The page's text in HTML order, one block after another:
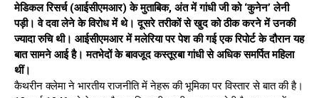
मेडिकल रिसर्च (आईसीएमआर) के मुताबिक, अंत में गांधी जी को ‘कुनेन’ लेनी
पड़ी। वे दवा लेने के विरोध में थे। दूसरे तरीकों से खुद को ठीक करने में उनकी
ज्यादा रुचि थी। आईसीएमआर में मलेरिया पर पेश की गई एक रिपोर्ट के दौरान यह
बात सामने आई है। मतभेदों के बावजूद कस्तूरबा गांधी से अधिक समर्पित महिला
थीं।
कैथरीन क्लेमा ने भारतीय राजनीति में नेहरू की भूमिका पर विस्तार से बात की है।